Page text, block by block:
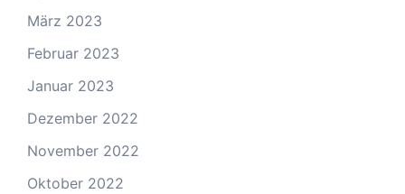
März 2023
Februar 2023
Januar 2023
Dezember 2022
November 2022
Oktober 2022